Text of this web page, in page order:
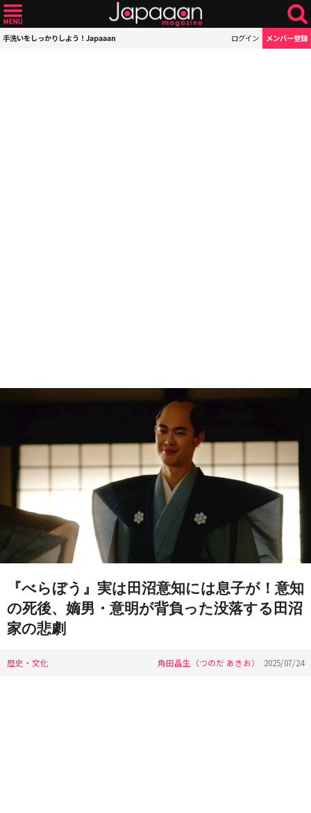
手洗いをしっかりしよう！Japaaan ログイン メンバー登録
『べらぼう』実は田沼意知には息子が！意知
の死後、嫡男・意明が背負った没落する田沼
家の悲劇
歴史・文化 角田晶生（つのだ あきお） 2025/07/24